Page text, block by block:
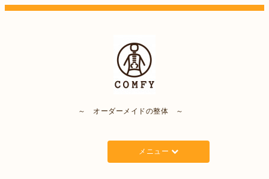
～ オーダーメイドの整体 ～
メニュー